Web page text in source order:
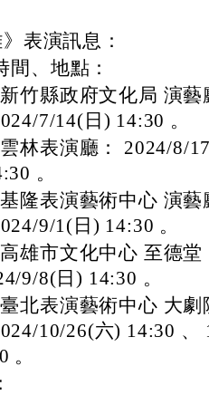
表演訊息：
間、地點：
竹縣政府文化局 演
7/14(日) 14:30 。
林表演廳： 2024/8/
。
隆表演藝術中心 演
9/1(日) 14:30 。
雄市文化中心 至德
9/8(日) 14:30 。
北表演藝術中心 大
10/26(六) 14:30 、
。